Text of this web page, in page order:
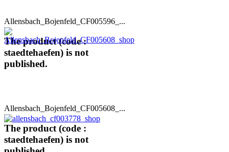
Allensbach_Bojenfeld_CF005596_...
The product (code :
staedtehaefen) is not
published.
Allensbach_Bojenfeld_CF005608_...
The product (code :
staedtehaefen) is not